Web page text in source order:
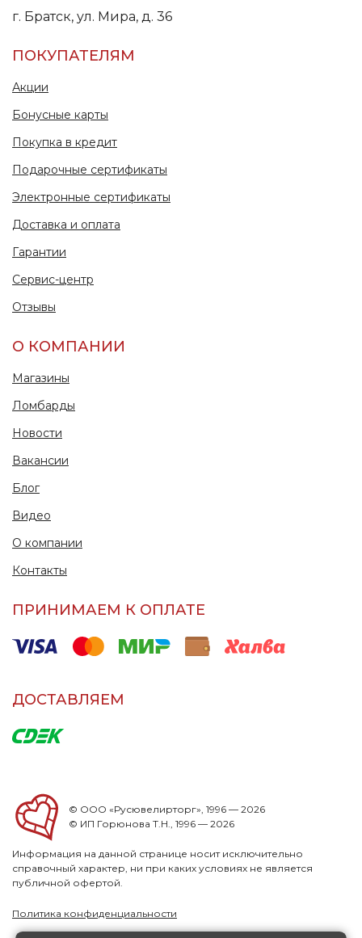
г. Братск, ул. Мира, д. 36
ПОКУПАТЕЛЯМ
Акции
Бонусные карты
Покупка в кредит
Подарочные сертификаты
Электронные сертификаты
Доставка и оплата
Гарантии
Сервис-центр
Отзывы
О КОМПАНИИ
Магазины
Ломбарды
Новости
Вакансии
Блог
Видео
О компании
Контакты
ПРИНИМАЕМ К ОПЛАТЕ
ДОСТАВЛЯЕМ
© ООО «Русювелирторг», 1996 — 2026
© ИП Горюнова Т.Н., 1996 — 2026
Информация на данной странице носит исключительно
справочный характер, ни при каких условиях не является
публичной офертой.
Политика конфиденциальности